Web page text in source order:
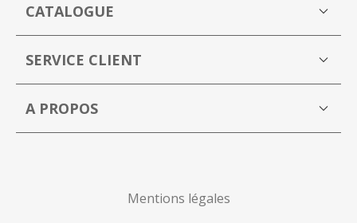
CATALOGUE
Boutique
SERVICE CLIENT
Mon compte
A PROPOS
Mentions légales